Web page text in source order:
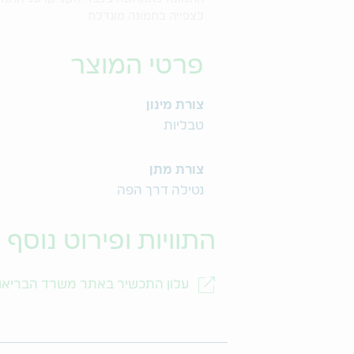
פרטי המוצר
צורת מינון
טבליות
צורת מתן
נטילה דרך הפה
התוויות ופירוט נוסף
עלון התכשיר באתר משרד